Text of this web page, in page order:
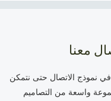
معنا
نموذج الاتصال حتى نتمكن
واسعة من التصاميم